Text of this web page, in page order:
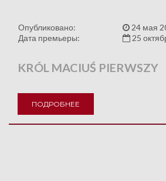
Опубликовано:
24 мая
Дата премьеры:
25
KRÓL MACIUŚ PIERWSZY
ПОДРОБНЕЕ